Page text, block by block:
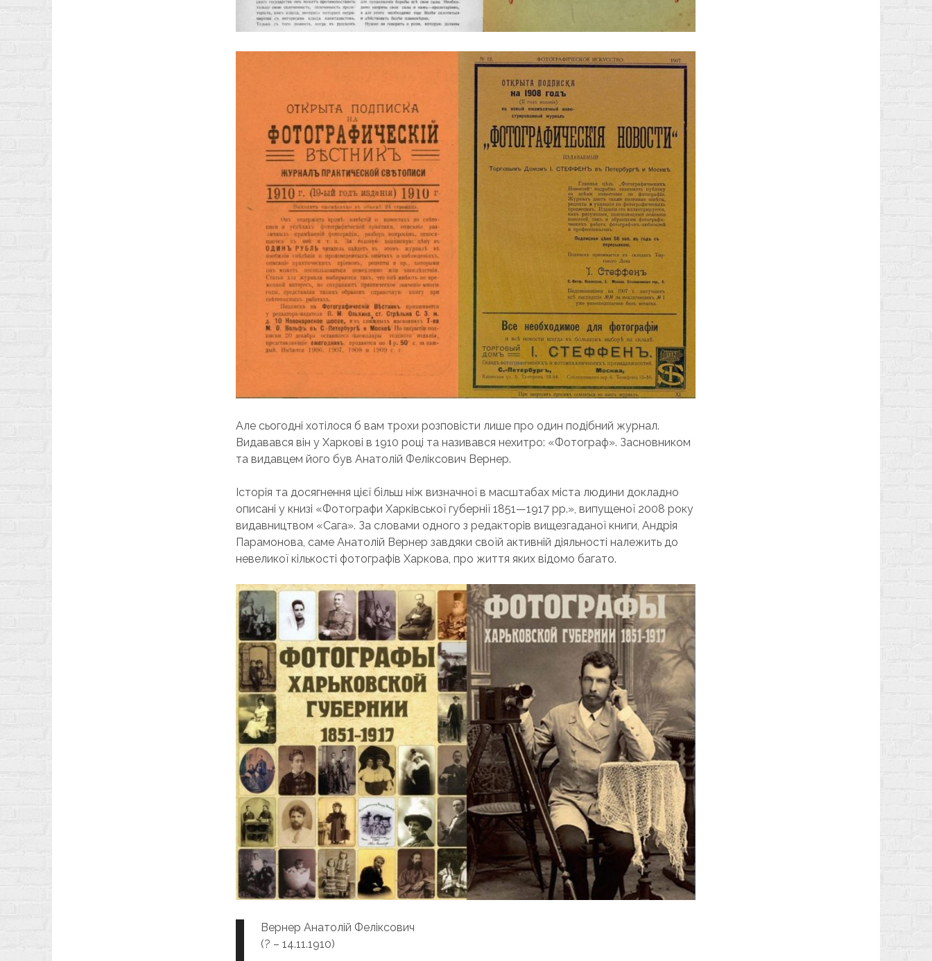
Але сьогодні хотілося б вам трохи розповісти лише про один подібний журнал.
Видавався він у Харкові в 1910 році та називався нехитро: «Фотограф». Засновником
та видавцем його був Анатолій Феліксович Вернер.
Історія та досягнення цієї більш ніж визначної в масштабах міста людини докладно
описані у книзі «Фотографи Харківської губернії 1851—1917 рр.», випущеної 2008 року
видавництвом «Сага». За словами одного з редакторів вищезгаданої книги, Андрія
Парамонова, саме Анатолій Вернер завдяки своїй активній діяльності належить до
невеликої кількості фотографів Харкова, про життя яких відомо багато.
Вернер Анатолій Феліксович
(? – 14.11.1910)